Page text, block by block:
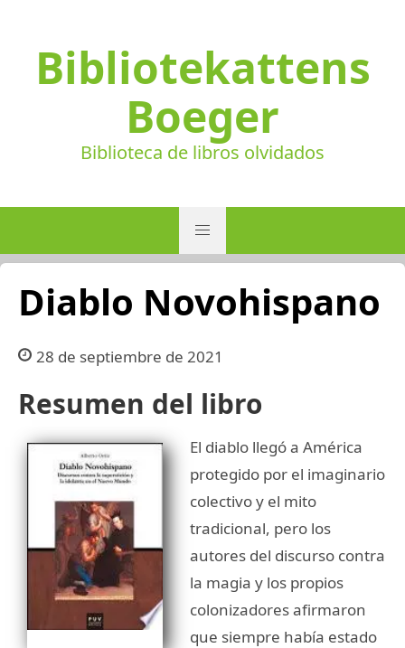
Bibliotekattens
Boeger
Biblioteca de libros olvidados
Diablo Novohispano
28 de septiembre de 2021
Resumen del libro
El diablo llegó a América
protegido por el imaginario
colectivo y el mito
tradicional, pero los
autores del discurso contra
la magia y los propios
colonizadores afirmaron
que siempre había estado